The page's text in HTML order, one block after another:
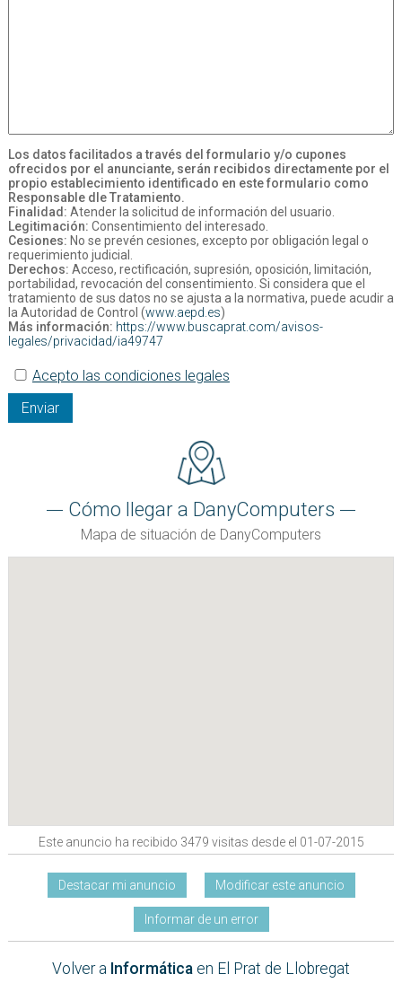
Los datos facilitados a través del formulario y/o cupones
ofrecidos por el anunciante, serán recibidos directamente por el
propio establecimiento identificado en este formulario como
Responsable dle Tratamiento.
Finalidad: Atender la solicitud de información del usuario.
Legitimación: Consentimiento del interesado.
Cesiones: No se prevén cesiones, excepto por obligación legal o
requerimiento judicial.
Derechos: Acceso, rectificación, supresión, oposición, limitación,
portabilidad, revocación del consentimiento. Si considera que el
tratamiento de sus datos no se ajusta a la normativa, puede acudir a
la Autoridad de Control (www.aepd.es)
Más información: https://www.buscaprat.com/avisos-
legales/privacidad/ia49747
Acepto las condiciones legales
Enviar
Cómo llegar a DanyComputers
Mapa de situación de DanyComputers
Este anuncio ha recibido 3479 visitas desde el 01-07-2015
Destacar mi anuncio Modificar este anuncio
Informar de un error
Volver a Informática en El Prat de Llobregat